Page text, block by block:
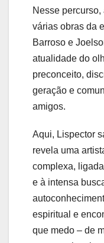
Nesse
várias obras da
Barroso e
atualidade do
preconceito,
geração e
amigos.
Aqui, Lispector
revela uma
complexa,
e à intensa
espiritual e
que medo – de